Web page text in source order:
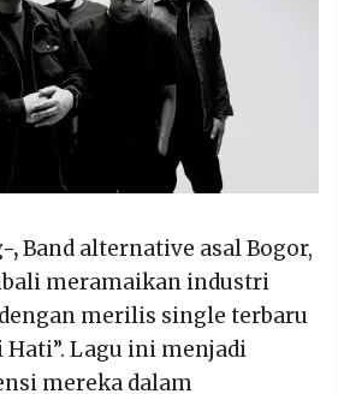
,Band alternative asal Bogor,
meramaikan industri
merilis single terbaru
Lagu ini menjadi
mereka dalam